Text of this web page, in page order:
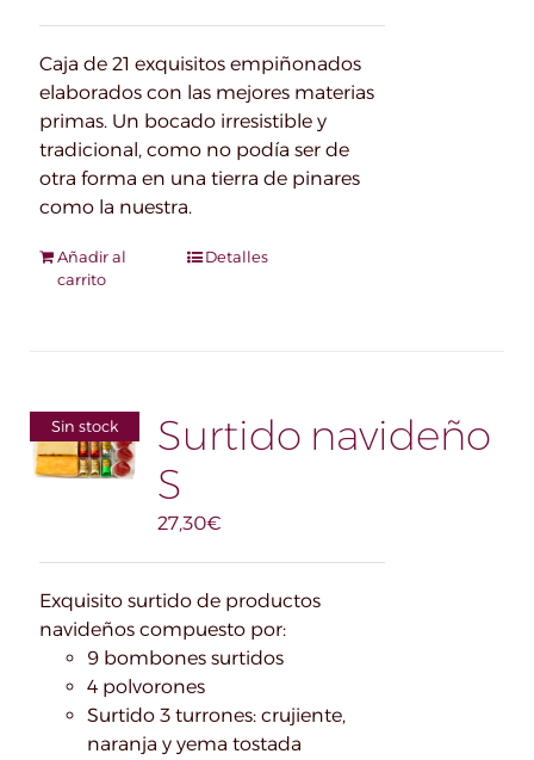
Caja de 21 exquisitos empiñonados
elaborados con las mejores materias
primas. Un bocado irresistible y
tradicional, como no podía ser de
otra forma en una tierra de pinares
como la nuestra.
Añadir al
carrito
Detalles
Sin stock
Surtido navideño
S
27,30€
Exquisito surtido de productos
navideños compuesto por:
9 bombones surtidos
4 polvorones
Surtido 3 turrones: crujiente,
naranja y yema tostada